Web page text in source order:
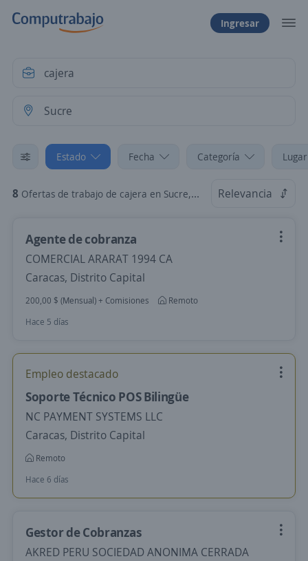
Ingresar
Estado Fecha Categoría
8 Ofertas de trabajo de cajera en Sucre, Aragua Relevancia
Agente de cobranza
COMERCIAL ARARAT 1994 CA
Caracas, Distrito Capital
200,00 $ (Mensual) + Comisiones
Remoto
Hace 5 días
Empleo destacado
Soporte Técnico POS Bilingüe
NC PAYMENT SYSTEMS LLC
Caracas, Distrito Capital
Remoto
Hace 6 días
Gestor de Cobranzas
AKRED PERU SOCIEDAD ANONIMA CERRADA